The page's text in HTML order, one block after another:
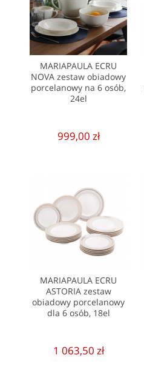
MARIAPAULA ECRU
NOVA zestaw obiadowy
porcelanowy na 6 osób,
24el
999,00 zł
MARIAPAULA ECRU
ASTORIA zestaw
obiadowy porcelanowy
dla 6 osób, 18el
1 063,50 zł